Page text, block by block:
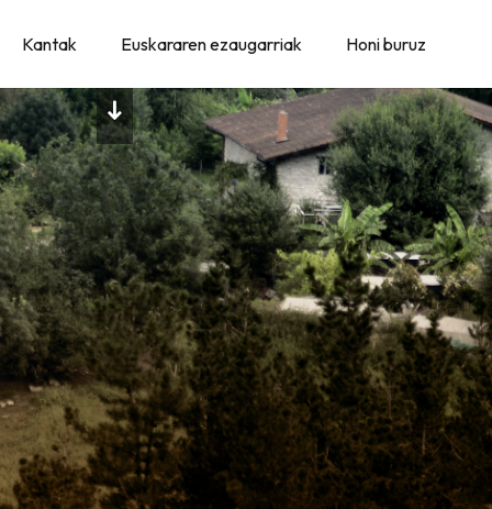
Kantak Euskararen ezaugarriak Honi buruz